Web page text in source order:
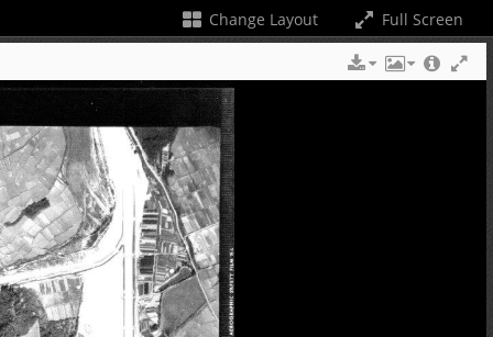
Change Layout Full Screen